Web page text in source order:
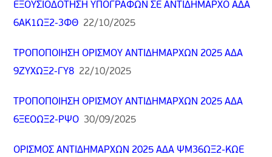
ΕΞΟΥΣΙΟΔΟΤΗΣΗ ΥΠΟΓΡΑΦΩΝ ΣΕ ΑΝΤΙΔΗΜΑΡΧΟ ΑΔΑ
6ΑΚ1ΩΞ2-3ΦΘ 22/10/2025
ΤΡΟΠΟΠΟΙΗΣΗ ΟΡΙΣΜΟΥ ΑΝΤΙΔΗΜΑΡΧΩΝ 2025 ΑΔΑ
9ΖΥΧΩΞ2-ΓΥ8 22/10/2025
ΤΡΟΠΟΠΟΙΗΣΗ ΟΡΙΣΜΟΥ ΑΝΤΙΔΗΜΑΡΧΩΝ 2025 ΑΔΑ
6ΞΕΟΩΞ2-ΡΨΟ 30/09/2025
ΟΡΙΣΜΟΣ ΑΝΤΙΔΗΜΑΡΧΩΝ 2025 ΑΔΑ ΨΜ36ΩΞ2-ΚΩΕ